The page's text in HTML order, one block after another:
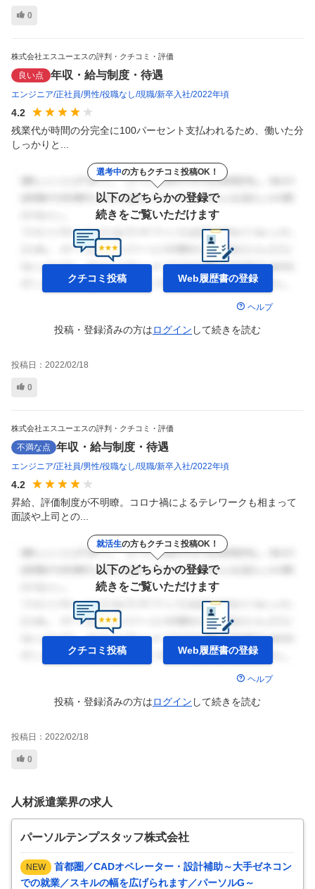
0
株式会社エスユーエスの評判・クチコミ・評価
良い点 年収・給与制度・待遇
エンジニア 正社員 男性 役職なし 現職 新卒入社 2022年頃
4.2
残業代が時間の分完全に100パーセント支払われるため、働いた分
しっかりと...
選考中の方もクチコミ投稿OK！
以下のどちらかの登録で
続きをご覧いただけます
クチコミ投稿 Web履歴書の登録
ヘルプ
投稿・登録済みの方はログイン して続きを読む
投稿日： 2022/02/18
0
株式会社エスユーエスの評判・クチコミ・評価
不満な点 年収・給与制度・待遇
エンジニア 正社員 男性 役職なし 現職 新卒入社 2022年頃
4.2
昇給、評価制度が不明瞭。コロナ禍によるテレワークも相まって
面談や上司との...
就活生の方もクチコミ投稿OK！
以下のどちらかの登録で
続きをご覧いただけます
クチコミ投稿 Web履歴書の登録
ヘルプ
投稿・登録済みの方はログイン して続きを読む
投稿日： 2022/02/18
0
人材派遣業界の求人
パーソルテンプスタッフ株式会社
NEW
首都圏／CADオペレーター・設計補助～大手ゼネコン
での就業／スキルの幅を広げられます／パーソルG～